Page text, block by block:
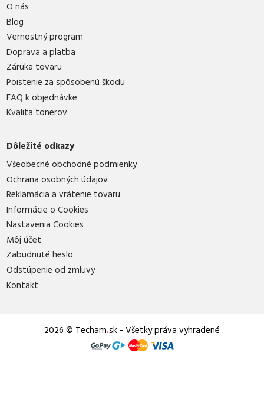
O nás
Blog
Vernostný program
Doprava a platba
Záruka tovaru
Poistenie za spôsobenú škodu
FAQ k objednávke
Kvalita tonerov
Dôležité odkazy
Všeobecné obchodné podmienky
Ochrana osobných údajov
Reklamácia a vrátenie tovaru
Informácie o Cookies
Nastavenia Cookies
Môj účet
Zabudnuté heslo
Odstúpenie od zmluvy
Kontakt
2026 © Techam.sk - Všetky práva vyhradené